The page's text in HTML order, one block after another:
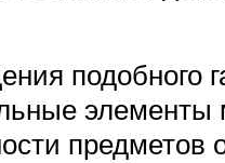
подобного
предметов